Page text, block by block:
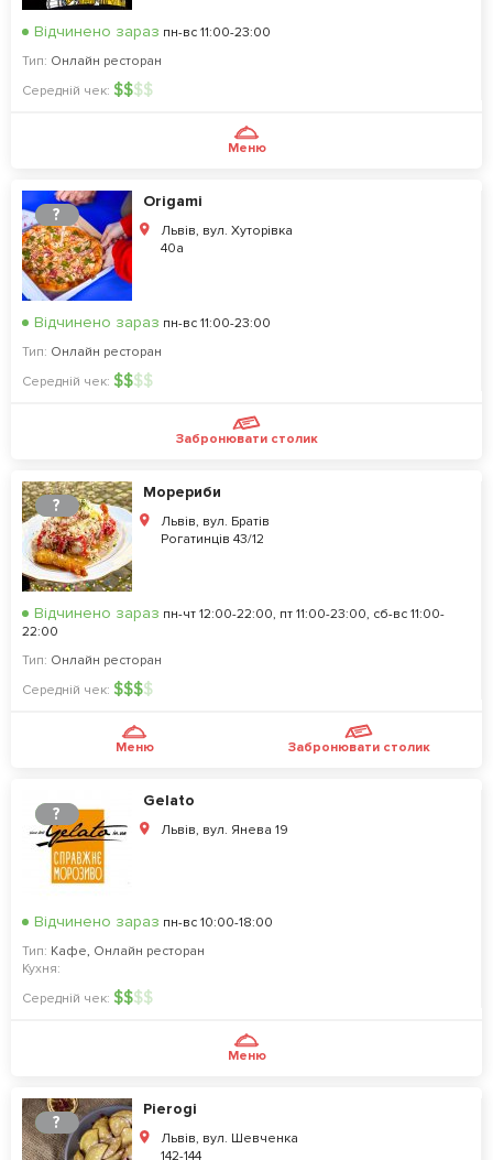
Відчинено зараз пн-вс 11:00-23:00
Тип: Онлайн ресторан
Середній чек: $$$$
Меню
?
Origami
Львів, вул. Хуторівка
40а
Відчинено зараз пн-вс 11:00-23:00
Тип: Онлайн ресторан
Середній чек: $$$$
Забронювати столик
?
Морериби
Львів, вул. Братів
Рогатинців 43/12
Відчинено зараз пн-чт 12:00-22:00, пт 11:00-23:00, сб-вс 11:00-
22:00
Тип: Онлайн ресторан
Середній чек: $$$$
Меню Забронювати столик
?
Gelato
Львів, вул. Янева 19
Відчинено зараз пн-вс 10:00-18:00
Тип: Кафе, Онлайн ресторан
Кухня:
Середній чек: $$$$
Меню
?
Pierogi
Львів, вул. Шевченка
142-144